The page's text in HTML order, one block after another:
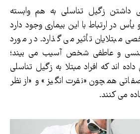
داشتن زگیل تناسلی به هم وابسته
در ارتباط با این بیماری وجود دارد
مبتلایان تأثیر می گذارد. در مورد
جنسی و عاطفی شخص آسیب می بیند؛
اند که افراد مبتلا به زگیل تناسلی
همچون «نفرت انگیز» و «از نظر
می کنند.